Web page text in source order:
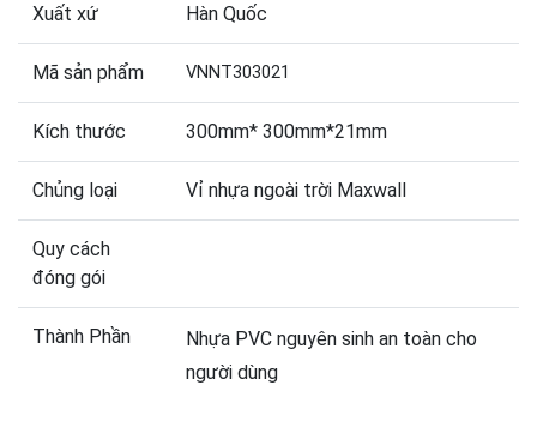
Xuất xứ Hàn Quốc
Mã sản phẩm VNNT303021
Kích thước 300mm* 300mm*21mm
Chủng loại Vỉ nhựa ngoài trời Maxwall
Quy cách
đóng gói
Thành Phần
Nhựa PVC nguyên sinh an toàn cho
người dùng